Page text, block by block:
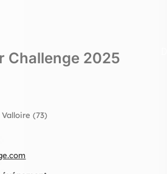
Challenge 2025
(73)